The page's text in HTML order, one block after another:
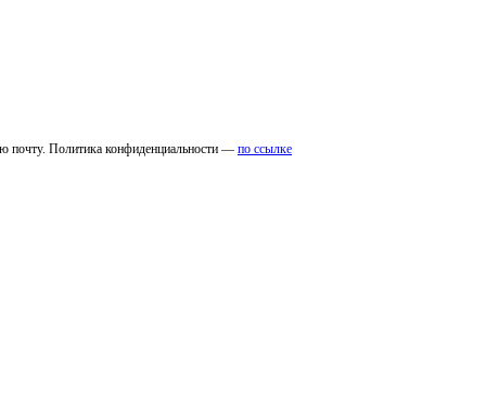
почту. Политика конфиденциальности — по ссылке